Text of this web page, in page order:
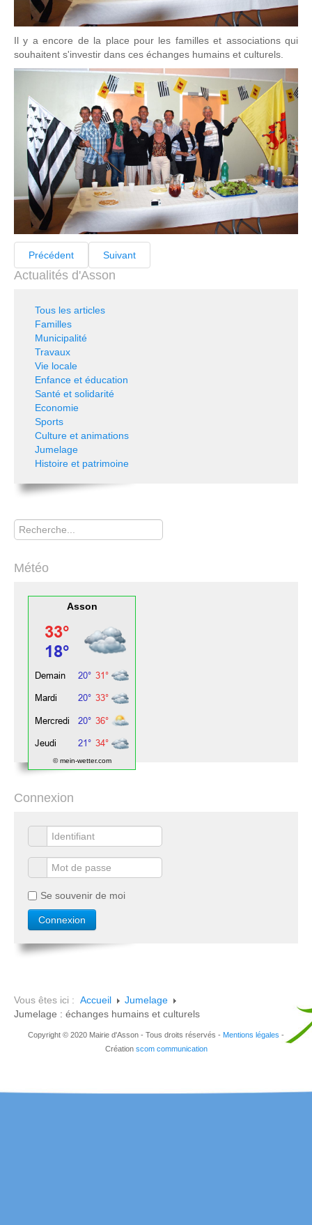
Il y a encore de la place pour les familles et associations qui
souhaitent s'investir dans ces échanges humains et culturels.
Précédent Suivant
Actualités d'Asson
Tous les articles
Familles
Municipalité
Travaux
Vie locale
Enfance et éducation
Santé et solidarité
Economie
Sports
Culture et animations
Jumelage
Histoire et patrimoine
Rechercher
Météo
Asson
© mein-wetter.com
Connexion
Se souvenir de moi
Vous êtes ici : Accueil
Jumelage
Jumelage : échanges humains et culturels
Copyright © 2020 Mairie d'Asson - Tous droits réservés - Mentions légales -
Création scom communication